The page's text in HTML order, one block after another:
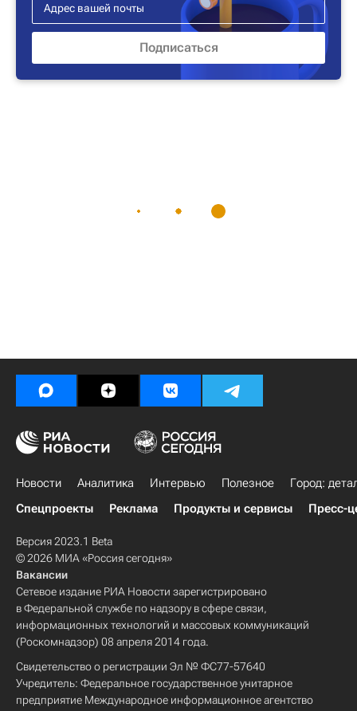
Новости Аналитика Интервью Полезное
Город:
Спецпроекты
Реклама Продукты и сервисы Пресс-
Версия 2023.1 Beta
© 2026 МИА «Россия сегодня»
Вакансии
Сетевое издание РИА Новости зарегистрировано
в Федеральной службе по надзору в сфере связи,
информационных технологий и массовых коммуникаций
(Роскомнадзор) 08 апреля 2014 года.
Свидетельство о регистрации Эл № ФС77-57640
Учредитель: Федеральное государственное унитарное
предприятие Международное информационное агентство